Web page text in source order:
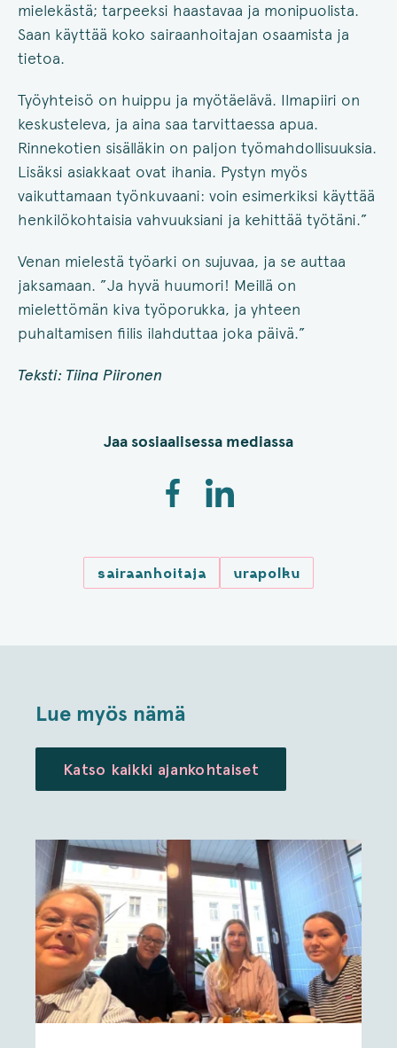
mielekästä; tarpeeksi haastavaa ja monipuolista.
Saan käyttää koko sairaanhoitajan osaamista ja
tietoa.
Työyhteisö on huippu ja myötäelävä. Ilmapiiri on
keskusteleva, ja aina saa tarvittaessa apua.
Rinnekotien sisälläkin on paljon työmahdollisuuksia.
Lisäksi asiakkaat ovat ihania. Pystyn myös
vaikuttamaan työnkuvaani: voin esimerkiksi käyttää
henkilökohtaisia vahvuuksiani ja kehittää työtäni.”
Venan mielestä työarki on sujuvaa, ja se auttaa
jaksamaan. ”Ja hyvä huumori! Meillä on
mielettömän kiva työporukka, ja yhteen
puhaltamisen fiilis ilahduttaa joka päivä.”
Teksti: Tiina Piironen
Jaa sosiaalisessa mediassa
sairaanhoitaja urapolku
Lue myös nämä
Katso kaikki ajankohtaiset